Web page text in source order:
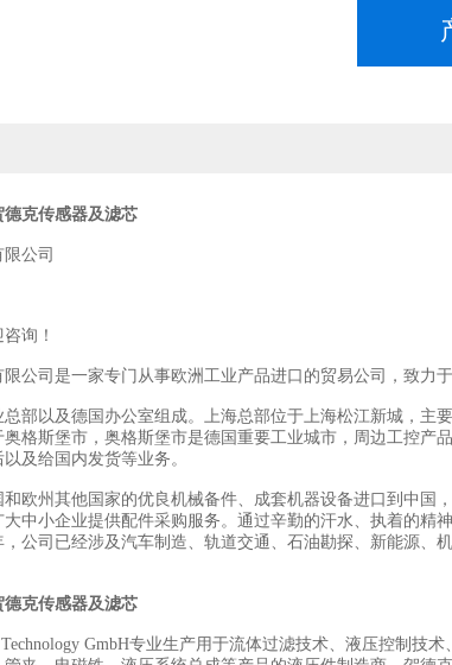
克传感器及滤芯
公司
询！
公司是一家专门从事欧洲工业产品进口的贸易公司，致力
部以及德国办公室组成。上海总部位于上海松江新城，主
格斯堡市，奥格斯堡市是德国重要工业城市，周边工控产
及给国内发货等业务。
欧州其他国家的优良机械备件、成套机器设备进口到中国
中小企业提供配件采购服务。通过辛勤的汗水、执着的精
，公司已经涉及汽车制造、轨道交通、石油勘探、新能源
克传感器及滤芯
GmbH专业生产用于流体过滤技术、液压控制技